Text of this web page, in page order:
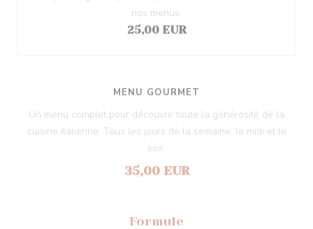
nos menus.
25,00 EUR
MENU GOURMET
Un menu complet pour découvrir toute la générosité de la
cuisine italienne. Tous les jours de la semaine, le midi et le
soir.
35,00 EUR
Formule